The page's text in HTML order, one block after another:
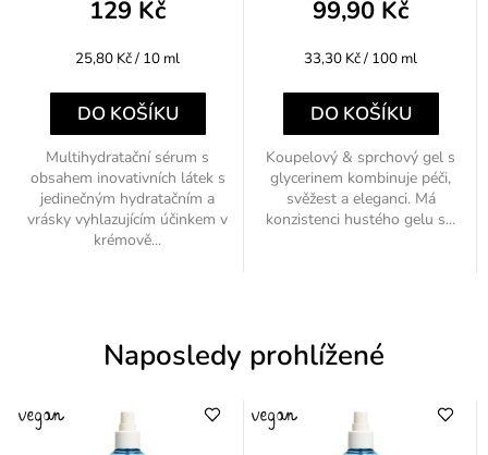
129 Kč
Měrná
25,80 Kč / 10 ml
DO KOŠÍKU
Multihydratační sérum s
obsahem inovativních látek s
jedinečným hydratačním a
vrásky vyhlazujícím účinkem v
krémově...
99,90 Kč
Měrná
33,30 Kč / 100 ml
DO KOŠÍKU
Koupelový & sprchový gel s
glycerinem kombinuje péči,
svěžest a eleganci. Má
konzistenci hustého gelu s...
Naposledy prohlížené